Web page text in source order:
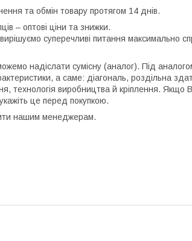
та обмін товару протягом 14 днів.
– оптові ціни та знижки.
суперечливі питання максимально
надіслати сумісну (аналог). Під
а саме: діагональ, роздільна
технологія виробництва й кріплення. Якщо
це перед покупкою.
нашим менеджерам.